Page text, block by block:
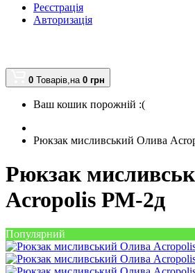
Реєстрація
Авторизація
0 Товарів,на 0 грн
Ваш кошик порожній :(
Рюкзак мисливський Олива
Рюкзак
Acropolis РМ-2д
Популярний